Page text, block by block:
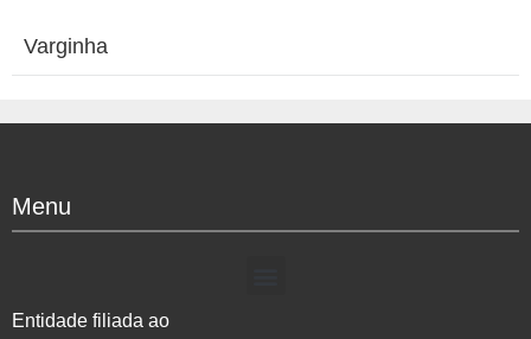
Varginha
Menu
Entidade filiada ao